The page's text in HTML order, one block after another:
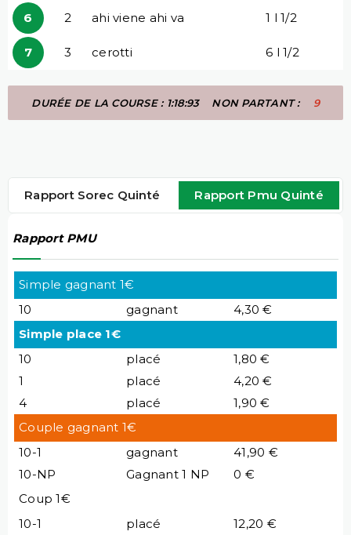
6 2 ahi viene ahi va 1 l 1/2
7 3 cerotti 6 l 1/2
DURÉE DE LA COURSE : 1:18:93 NON PARTANT : 9
Rapport Sorec Quinté Rapport Pmu Quinté
Rapport PMU
Simple gagnant 1€
10
gagnant
4,30 €
Simple place 1€
10
placé
1,80 €
1
placé
4,20 €
4
placé
1,90 €
Couple gagnant 1€
10-1
gagnant
41,90 €
10-NP
Gagnant 1 NP
0 €
Coup 1€
10-1
placé 12,20 €